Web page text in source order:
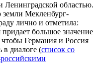
областью.
Мекленбург-
лично и отметила:
большое значение
Германия и Россия
в диалоге (список со